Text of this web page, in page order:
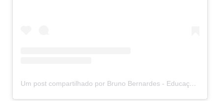
Um post compartilhado por Bruno Bernardes - Educação do movimento (@rolfingcombruno)